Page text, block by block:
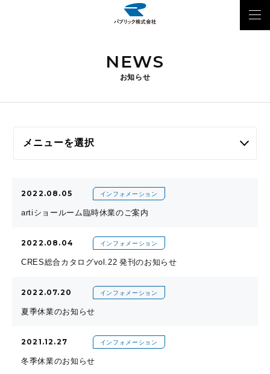
NEWS
お知らせ
2022.08.05 インフォメーション
artiショールーム臨時休業のご案内
2022.08.04 インフォメーション
CRES総合カタログvol.22 発刊のお知らせ
2022.07.20 インフォメーション
夏季休業のお知らせ
2021.12.27 インフォメーション
冬季休業のお知らせ